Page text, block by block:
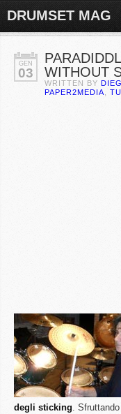
DRUMSET MAG
GEN
03
WITHOUT
WRITTEN BY
PAPER2MEDIA
degli sticking.